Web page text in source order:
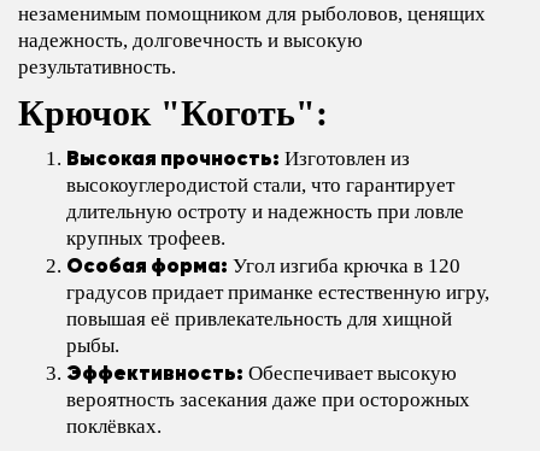
незаменимым помощником для рыболовов, ценящих
надежность, долговечность и высокую
результативность.
Крючок "Коготь":
Высокая прочность: Изготовлен из
высокоуглеродистой стали, что гарантирует
длительную остроту и надежность при ловле
крупных трофеев.
Особая форма: Угол изгиба крючка в 120
градусов придает приманке естественную игру,
повышая её привлекательность для хищной
рыбы.
Эффективность: Обеспечивает высокую
вероятность засекания даже при осторожных
поклёвках.